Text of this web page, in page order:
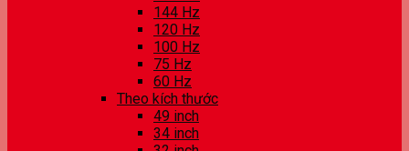
144 Hz
120 Hz
100 Hz
75 Hz
60 Hz
Theo kích thước
49 inch
34 inch